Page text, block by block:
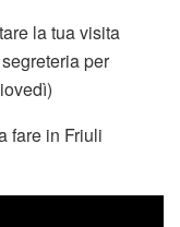
la tua visita
per
fare in Friuli